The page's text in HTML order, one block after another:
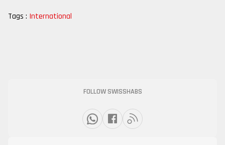
Tags : International
FOLLOW SWISSHABS